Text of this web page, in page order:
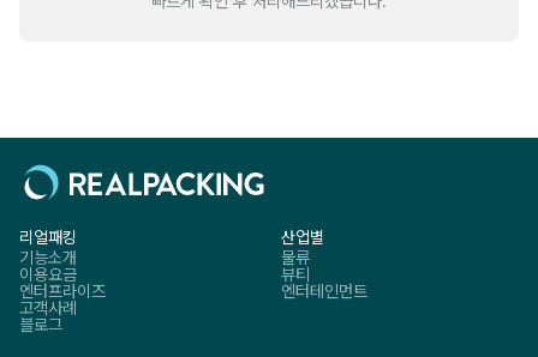
리얼패킹
기능소개
이용요금
엔터프라이즈
고객사례
블로그
산업별
물류
뷰티
엔터테인먼트